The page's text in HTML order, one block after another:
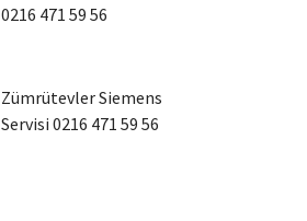
0216 471 59 56
Zümrütevler Siemens
Servisi 0216 471 59 56